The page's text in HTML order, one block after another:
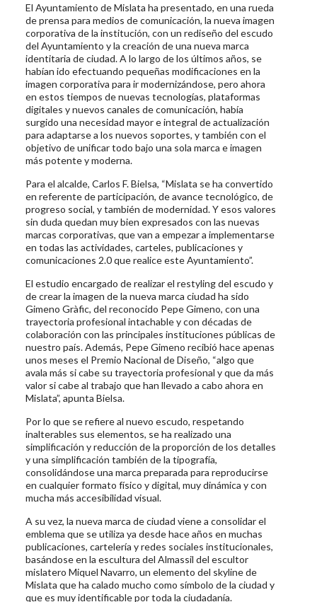
El Ayuntamiento de Mislata ha presentado, en una rueda
de prensa para medios de comunicación, la nueva imagen
corporativa de la institución, con un rediseño del escudo
del Ayuntamiento y la creación de una nueva marca
identitaria de ciudad. A lo largo de los últimos años, se
habían ido efectuando pequeñas modificaciones en la
imagen corporativa para ir modernizándose, pero ahora
en estos tiempos de nuevas tecnologías, plataformas
digitales y nuevos canales de comunicación, había
surgido una necesidad mayor e integral de actualización
para adaptarse a los nuevos soportes, y también con el
objetivo de unificar todo bajo una sola marca e imagen
más potente y moderna.
Para el alcalde, Carlos F. Bielsa, “Mislata se ha convertido
en referente de participación, de avance tecnológico, de
progreso social, y también de modernidad. Y esos valores
sin duda quedan muy bien expresados con las nuevas
marcas corporativas, que van a empezar a implementarse
en todas las actividades, carteles, publicaciones y
comunicaciones 2.0 que realice este Ayuntamiento”.
El estudio encargado de realizar el restyling del escudo y
de crear la imagen de la nueva marca ciudad ha sido
Gimeno Gràfic, del reconocido Pepe Gimeno, con una
trayectoria profesional intachable y con décadas de
colaboración con las principales instituciones públicas de
nuestro país. Además, Pepe Gimeno recibió hace apenas
unos meses el Premio Nacional de Diseño, “algo que
avala más si cabe su trayectoria profesional y que da más
valor si cabe al trabajo que han llevado a cabo ahora en
Mislata”, apunta Bielsa.
Por lo que se refiere al nuevo escudo, respetando
inalterables sus elementos, se ha realizado una
simplificación y reducción de la proporción de los detalles
y una simplificación también de la tipografía,
consolidándose una marca preparada para reproducirse
en cualquier formato físico y digital, muy dinámica y con
mucha más accesibilidad visual.
A su vez, la nueva marca de ciudad viene a consolidar el
emblema que se utiliza ya desde hace años en muchas
publicaciones, cartelería y redes sociales institucionales,
basándose en la escultura del Almassil del escultor
mislatero Miquel Navarro, un elemento del skyline de
Mislata que ha calado mucho como símbolo de la ciudad y
que es muy identificable por toda la ciudadanía.